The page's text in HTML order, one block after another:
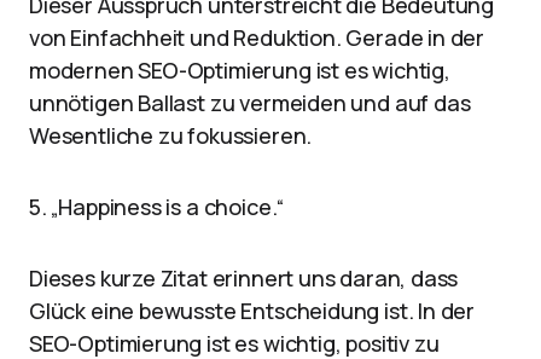
von Einfachheit und Reduktion. Gerade in der
modernen SEO-Optimierung ist es wichtig,
unnötigen Ballast zu vermeiden und auf das
Wesentliche zu fokussieren.
5. „Happiness is a choice.“
Dieses kurze Zitat erinnert uns daran, dass
Glück eine bewusste Entscheidung ist. In der
SEO-Optimierung ist es wichtig, positiv zu